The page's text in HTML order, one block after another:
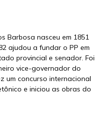
Barbosa nasceu em 1851
ajudou a fundar o PP em
provincial e senador. Foi
vice-governador do
um concurso internacional
e iniciou as obras do